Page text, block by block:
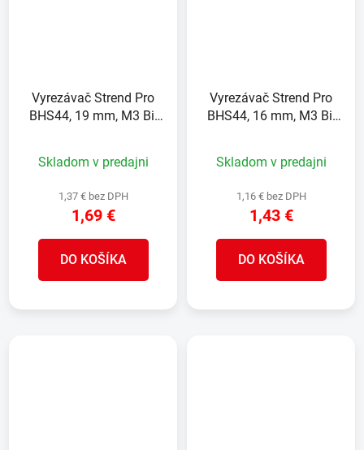
Vyrezávač Strend Pro
BHS44, 19 mm, M3 Bi-
Skladom v predajni
1,37 € bez DPH
1,69 €
DO KOŠÍKA
Vyrezávač Strend Pro
BHS44, 16 mm, M3 Bi-
Skladom v predajni
1,16 € bez DPH
1,43 €
DO KOŠÍKA